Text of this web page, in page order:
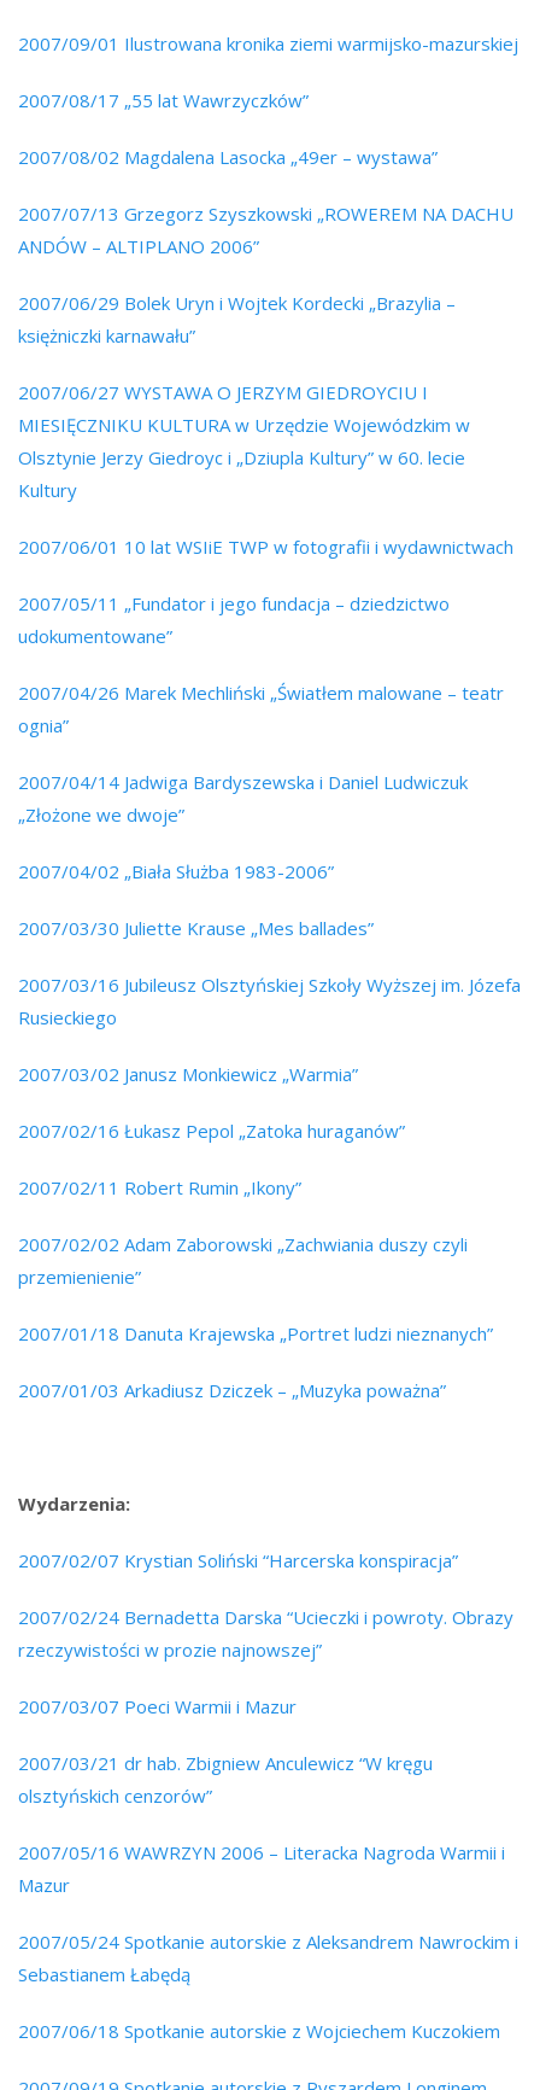
2007/09/01 Ilustrowana kronika ziemi warmijsko-mazurskiej
2007/08/17 „55 lat Wawrzyczków”
2007/08/02 Magdalena Lasocka „49er – wystawa”
2007/07/13 Grzegorz Szyszkowski „ROWEREM NA DACHU
ANDÓW – ALTIPLANO 2006”
2007/06/29 Bolek Uryn i Wojtek Kordecki „Brazylia –
księżniczki karnawału”
2007/06/27 WYSTAWA O JERZYM GIEDROYCIU I
MIESIĘCZNIKU KULTURA w Urzędzie Wojewódzkim w
Olsztynie Jerzy Giedroyc i „Dziupla Kultury” w 60. lecie
Kultury
2007/06/01 10 lat WSIiE TWP w fotografii i wydawnictwach
2007/05/11 „Fundator i jego fundacja – dziedzictwo
udokumentowane”
2007/04/26 Marek Mechliński „Światłem malowane – teatr
ognia”
2007/04/14 Jadwiga Bardyszewska i Daniel Ludwiczuk
„Złożone we dwoje”
2007/04/02 „Biała Służba 1983-2006”
2007/03/30 Juliette Krause „Mes ballades”
2007/03/16 Jubileusz Olsztyńskiej Szkoły Wyższej im. Józefa
Rusieckiego
2007/03/02 Janusz Monkiewicz „Warmia”
2007/02/16 Łukasz Pepol „Zatoka huraganów”
2007/02/11 Robert Rumin „Ikony”
2007/02/02 Adam Zaborowski „Zachwiania duszy czyli
przemienienie”
2007/01/18 Danuta Krajewska „Portret ludzi nieznanych”
2007/01/03 Arkadiusz Dziczek – „Muzyka poważna”
Wydarzenia:
2007/02/07 Krystian Soliński “Harcerska konspiracja”
2007/02/24 Bernadetta Darska “Ucieczki i powroty. Obrazy
rzeczywistości w prozie najnowszej”
2007/03/07 Poeci Warmii i Mazur
2007/03/21 dr hab. Zbigniew Anculewicz “W kręgu
olsztyńskich cenzorów”
2007/05/16 WAWRZYN 2006 – Literacka Nagroda Warmii i
Mazur
2007/05/24 Spotkanie autorskie z Aleksandrem Nawrockim i
Sebastianem Łabędą
2007/06/18 Spotkanie autorskie z Wojciechem Kuczokiem